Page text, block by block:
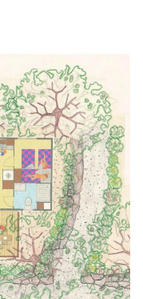
e il giardino. La
piacevole affaccio
cm x 150 cm)
verso l'esterno
cm x 190 cm)
e WC, di cui 1
con doccia XXL
accesso diretto